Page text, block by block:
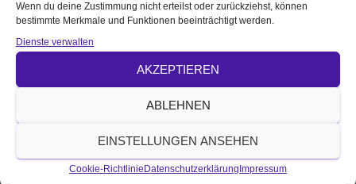
Wenn du deine Zustimmung nicht erteilst oder zurückziehst, können
bestimmte Merkmale und Funktionen beeinträchtigt werden.
Dienste verwalten
AKZEPTIEREN
ABLEHNEN
EINSTELLUNGEN ANSEHEN
Cookie-Richtlinie Datenschutzerklärung Impressum
Pfarramt St. Gumbertus - St. Johannis Ansbach
Ausführliche Beschreibung
Gemeinsamer Auszug mit anschließender Feier auf der
Gottesdienste; Konzerte / Theater / Musik
Ansprechperson
Pfarrer Englert und Dekan Dr. Büttner